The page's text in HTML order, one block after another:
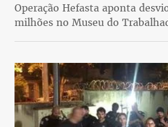
Operação Hefasta aponta
milhões no Museu do